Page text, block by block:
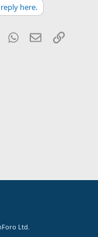
here.
TumblrWhatsApp
EmailLink
Ltd.